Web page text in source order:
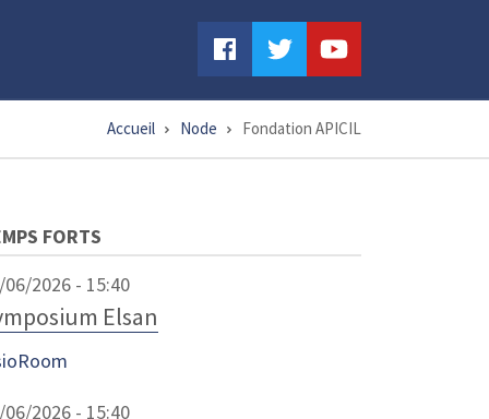
Accueil Node Fondation APICIL
FORTS
2026 - 15:40
Elsan
2026 - 15:40